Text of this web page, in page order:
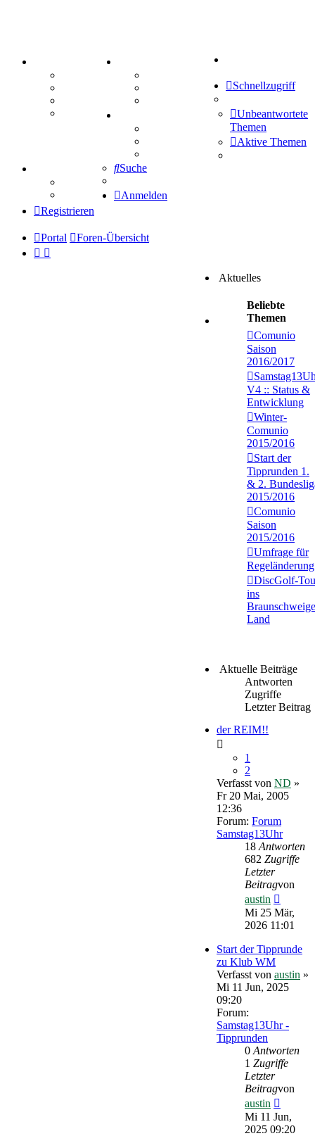
Mastodon
Treffenübersicht
Zitatesammlung
Schiffe versenken
Tipprunde
Comunio
Schnellzugriff
Unbeantwortete
Themen
Aktive Themen
Suche
Anmelden
Registrieren
Portal Foren-Übersicht
Aktuelles
Beliebte
Themen
Comunio
Saison
2016/2017
V4 :: Status &
Entwicklung
Winter-
Comunio
2015/2016
Start der
Tipprunden 1.
& 2.
2015/2016
Comunio
Saison
2015/2016
Umfrage für
Regeländerung
DiscGolf-
ins
Land
Aktuelle Beiträge
Antworten
Zugriffe
Letzter Beitrag
der REIM!!
1
2
Verfasst von ND »
Fr 20 Mai, 2005
12:36
Forum: Forum
Samstag13Uhr
18 Antworten
682 Zugriffe
Letzter
Beitragvon
austin
Beitrag
Mi 25 Mär,
2026 11:01
Start der Tipprunde
zu Klub WM
Verfasst von austin »
Mi 11 Jun, 2025
09:20
Forum:
Samstag13Uhr -
Tipprunden
0 Antworten
1 Zugriffe
Letzter
Beitragvon
austin
Beitrag
Mi 11 Jun,
2025 09:20